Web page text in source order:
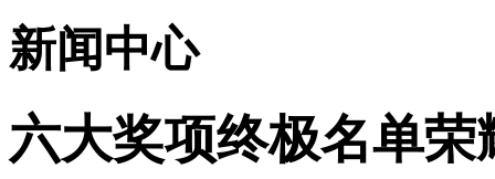
新闻中心
六大奖项终极名单